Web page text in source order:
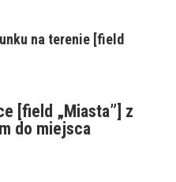
na terenie [field
[field „Miasta”] z
do miejsca